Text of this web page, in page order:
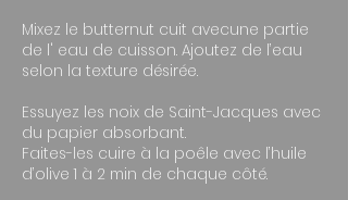
Mixez le butternut cuit avecune partie
de l' eau de cuisson. Ajoutez de l’eau
selon la texture désirée.
Essuyez les noix de Saint-Jacques avec
du papier absorbant.
Faites-les cuire à la poêle avec l’huile
d’olive 1 à 2 min de chaque côté.